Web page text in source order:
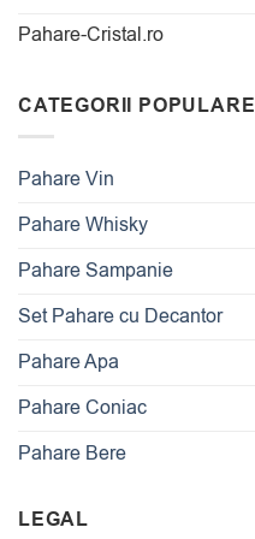
Pahare-Cristal.ro
CATEGORII POPULARE
Pahare Vin
Pahare Whisky
Pahare Sampanie
Set Pahare cu Decantor
Pahare Apa
Pahare Coniac
Pahare Bere
LEGAL